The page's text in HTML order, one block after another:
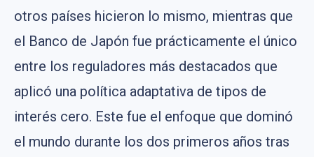
otros países hicieron lo mismo, mientras que
el Banco de Japón fue prácticamente el único
entre los reguladores más destacados que
aplicó una política adaptativa de tipos de
interés cero. Este fue el enfoque que dominó
el mundo durante los dos primeros años tras